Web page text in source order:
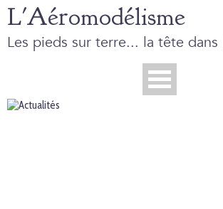
L'Aéromodélisme
Les pieds sur terre... la tête dans